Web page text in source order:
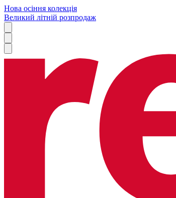
Нова осіння колекція
Великий літній розпродаж